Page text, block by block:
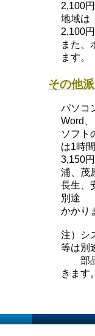
2,100
地域は
2,100
また、
ます。
その他
パソコ
Word、
ソフト
は1時
3,150
浦、茂
長生、
別途
かかり
注）シ
等は別
部品
きます